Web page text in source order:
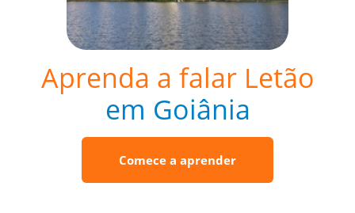
Aprenda a falar Letão
em Goiânia
Comece a aprender